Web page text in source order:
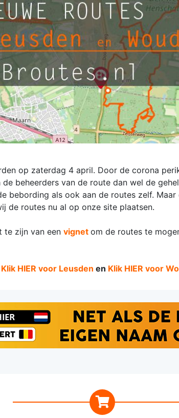
op zaterdag 4 april. Door de corona
beheerders van de route dan wel de
bebording als ook aan de routes zelf.
de routes nu al op onze site plaatsen.
te zijn van een vignet om de routes te
Klik HIER voor Leusden en Klik HIER voor